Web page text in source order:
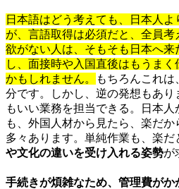
日本語はどう考えても、日本人
が、言語取得は必須だと、全員
欲がない人は、そもそも日本へ
し、面接時や入国直後はもうま
かもしれません。
もちろんこれ
分です。しかし、逆の発想もあ
もいい業務を担当できる。日本
も、外国人材から見たら、楽だ
多々あります。単純作業も、楽だ
や文化の違いを受け入れる姿勢が
手続きが煩雑なため、管理費がか